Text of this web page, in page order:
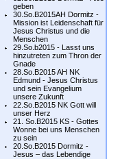
geben
30.So.B2015AH Dormitz -
Mission ist Leidenschaft für
Jesus Christus und die
Menschen
29.So.b2015 - Lasst uns
hinzutreten zum Thron der
Gnade
28.So.B2015 AH NK
Edmund - Jesus Christus
und sein Evangelium
unsere Zukunft
22.So.B2015 NK Gott will
unser Herz
21. So.B2015 KS - Gottes
Wonne bei uns Menschen
zu sein
20.So.B2015 Dormitz -
Jesus – das Lebendige